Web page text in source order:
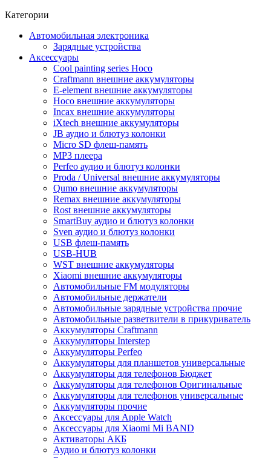
Категории
Автомобильная электроника
Зарядные устройства
Аксессуары
Cool painting series Hoco
Craftmann внешние аккумуляторы
E-element внешние аккумуляторы
Hoco внешние аккумуляторы
Incax внешние аккумуляторы
iXtech внешние аккумуляторы
JB аудио и блютуз колонки
Micro SD флеш-память
MP3 плеера
Perfeo аудио и блютуз колонки
Proda / Universal внешние аккумуляторы
Qumo внешние аккумуляторы
Remax внешние аккумуляторы
Rost внешние аккумуляторы
SmartBuy аудио и блютуз колонки
Sven аудио и блютуз колонки
USB флеш-память
USB-HUB
WST внешние аккумуляторы
Xiaomi внешние аккумуляторы
Автомобильные FM модуляторы
Автомобильные держатели
Автомобильные зарядные устройства прочие
Автомобильные разветвители в прикуриватель
Аккумуляторы Craftmann
Аккумуляторы Interstep
Аккумуляторы Perfeo
Аккумуляторы для планшетов универсальные
Аккумуляторы для телефонов Бюджет
Аккумуляторы для телефонов Оригинальные
Аккумуляторы для телефонов универсальные
Аккумуляторы прочие
Аксессуары для Apple Watch
Аксессуары для Xiaomi Mi BAND
Активаторы АКБ
Аудио и блютуз колонки